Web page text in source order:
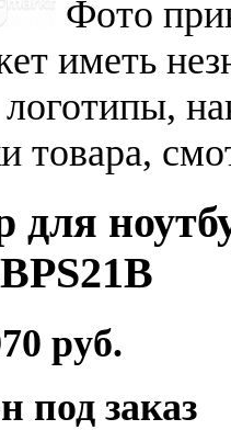
Фото
иметь
товара,
руб.
под заказ